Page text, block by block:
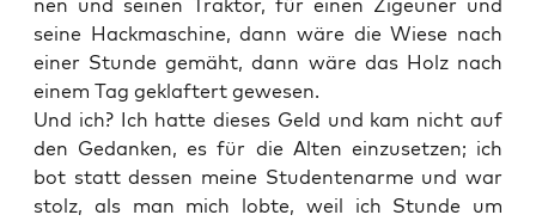
nen und sei­nen Trak­tor, für einen Zigeu­ner und
sei­ne Hack­ma­schi­ne, dann wäre die Wie­se nach
einer Stun­de gemäht, dann wäre das Holz nach
einem Tag geklaf­tert gewesen.
Und ich? Ich hat­te die­ses Geld und kam nicht auf
den Gedan­ken, es für die Alten ein­zu­set­zen; ich
bot statt des­sen mei­ne Stu­den­ten­ar­me und war
stolz, als man mich lob­te, weil ich Stun­de um